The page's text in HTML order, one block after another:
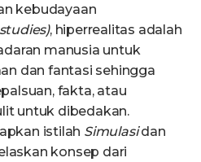
kebudayaan
, hiperrealitas adalah
manusia untuk
dan fantasi sehingga
fakta, atau
untuk dibedakan.
istilah Simulasidan
konsep dari